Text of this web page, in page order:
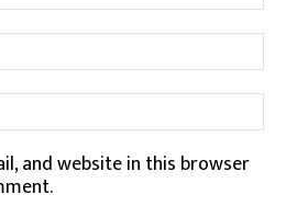
and website in this browser